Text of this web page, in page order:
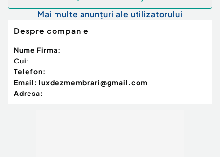
Mai multe anunțuri ale utilizatorului
Despre companie
Nume Firma:
Cui:
Telefon:
Email: luxdezmembrari@gmail.com
Adresa: